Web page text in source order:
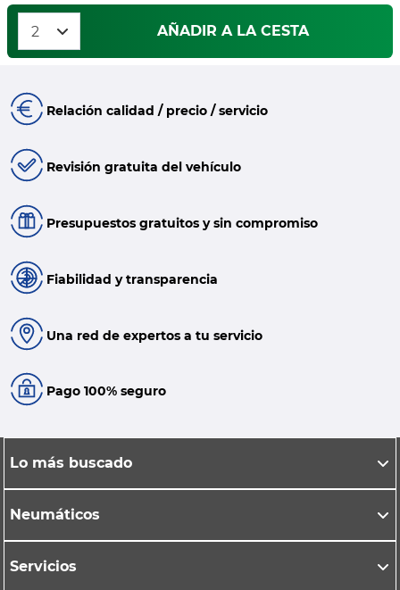
AÑADIR A LA CESTA
Relación calidad / precio / servicio
Revisión gratuita del vehículo
Presupuestos gratuitos y sin compromiso
Fiabilidad y transparencia
Una red de expertos a tu servicio
Pago 100% seguro
Lo más buscado
Neumáticos
Servicios